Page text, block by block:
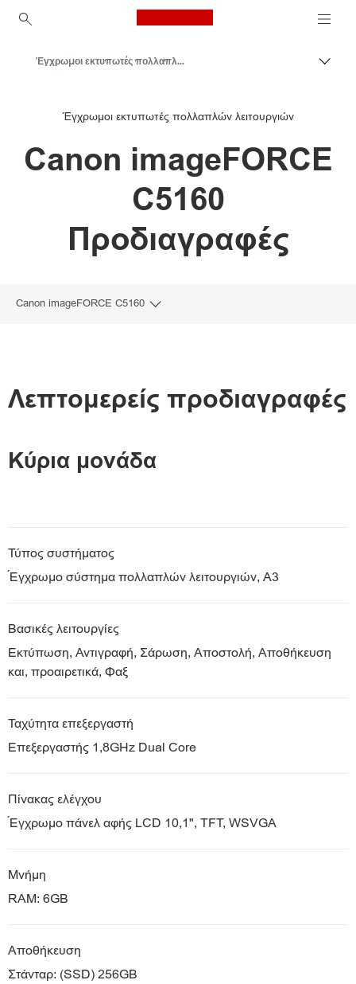
Canon Logo, back to
Λύσεις και υπηρεσίες
Επαγγελματικά προϊόντα
Εκτυπωτές πολλαπλών λειτουργιών – Πολυμηχανήματα
Έγχρωμοι εκτυπωτές πολλαπλών λειτουργιών
Έγχρωμοι εκτυπωτές πολλαπλών λειτουργιών
Canon imageFORCE
C5160
Προδιαγραφές
Canon imageFORCE C5160
Toggle breadcrumbs
Λήψη PDF
Λεπτομερείς προδιαγραφές
Κύρια μονάδα
Τύπος συστήματος
Έγχρωμο σύστημα πολλαπλών λειτουργιών, A3
Βασικές λειτουργίες
Εκτύπωση, Αντιγραφή, Σάρωση, Αποστολή, Αποθήκευση
και, προαιρετικά, Φαξ
Ταχύτητα επεξεργαστή
Επεξεργαστής 1,8GHz Dual Core
Πίνακας ελέγχου
Έγχρωμο πάνελ αφής LCD 10,1", TFT, WSVGA
Μνήμη
RAM: 6GB
Αποθήκευση
Στάνταρ: (SSD) 256GB